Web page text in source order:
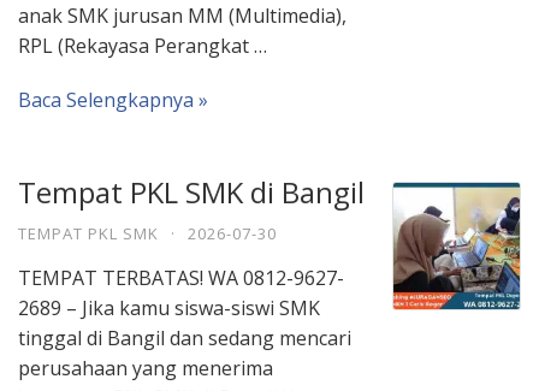
anak SMK jurusan MM (Multimedia),
RPL (Rekayasa Perangkat …
Baca Selengkapnya »
Tempat PKL SMK di Bangil
TEMPAT PKL SMK · 2026-07-30
TEMPAT TERBATAS! WA 0812-9627-
2689 – Jika kamu siswa-siswi SMK
tinggal di Bangil dan sedang mencari
perusahaan yang menerima